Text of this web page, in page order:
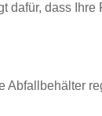
dafür, dass Ihre
Abfallbehälter